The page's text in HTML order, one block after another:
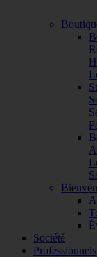
Société
Professionnels